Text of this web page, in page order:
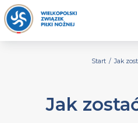
Start / Jak
Jak